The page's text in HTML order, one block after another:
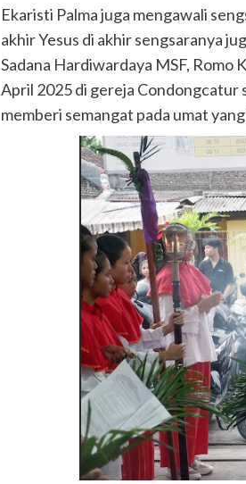
Ekaristi Palma juga mengawali
akhir Yesus di akhir sengsaranya
Sadana Hardiwardaya MSF, Romo
April 2025 di gereja Condongcatur
memberi semangat pada umat